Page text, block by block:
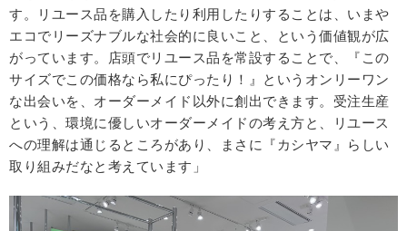
す。リユース品を購入したり利用したりすることは、いまや
エコでリーズナブルな社会的に良いこと、という価値観が広
がっています。店頭でリユース品を常設することで、『この
サイズでこの価格なら私にぴったり！』というオンリーワン
な出会いを、オーダーメイド以外に創出できます。受注生産
という、環境に優しいオーダーメイドの考え方と、リユース
への理解は通じるところがあり、まさに『カシヤマ』らしい
取り組みだなと考えています」